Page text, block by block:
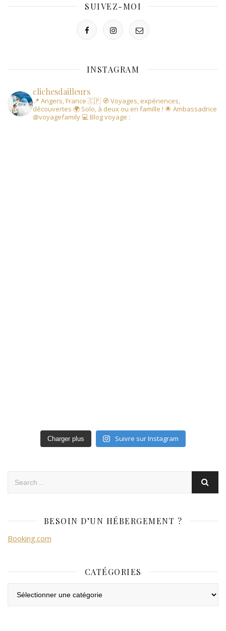
SUIVEZ-MOI
INSTAGRAM
clichesdailleurs
📍 Angers, France 🇨🇵 🧭 Voyages, expériences,
découvertes 🌍 Solo, à deux ou en famille ! 🌟 Ambassadrice
@voyagefamily 💻 Blog voyage :
Charger plus Suivre sur Instagram
BESOIN D’UN HÉBERGEMENT ?
Booking.com
CATÉGORIES